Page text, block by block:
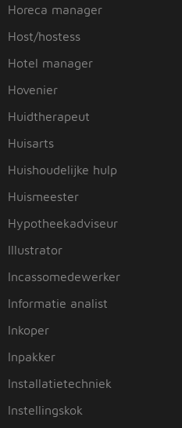
Horeca manager
Host/hostess
Hotel manager
Hovenier
Huidtherapeut
Huisarts
Huishoudelijke hulp
Huismeester
Hypotheekadviseur
Illustrator
Incassomedewerker
Informatie analist
Inkoper
Inpakker
Installatietechniek
Instellingskok